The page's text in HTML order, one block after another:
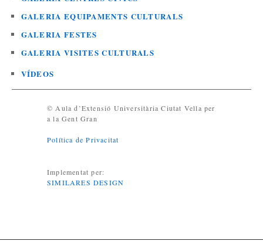
GALERIA EQUIPAMENTS CULTURALS
GALERIA FESTES
GALERIA VISITES CULTURALS
VÍDEOS
© Aula d’Extensió Universitària Ciutat Vella per
a la Gent Gran
Política de Privacitat
Implementat per:
SIMILARES DESIGN